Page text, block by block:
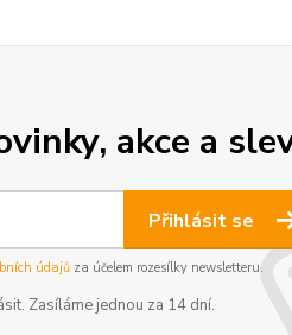
akce a
Přihlásit se
údajůza účelem rozesílky newsletteru.
Zasíláme jednou za 14 dní.